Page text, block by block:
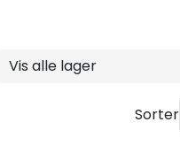
Sorter